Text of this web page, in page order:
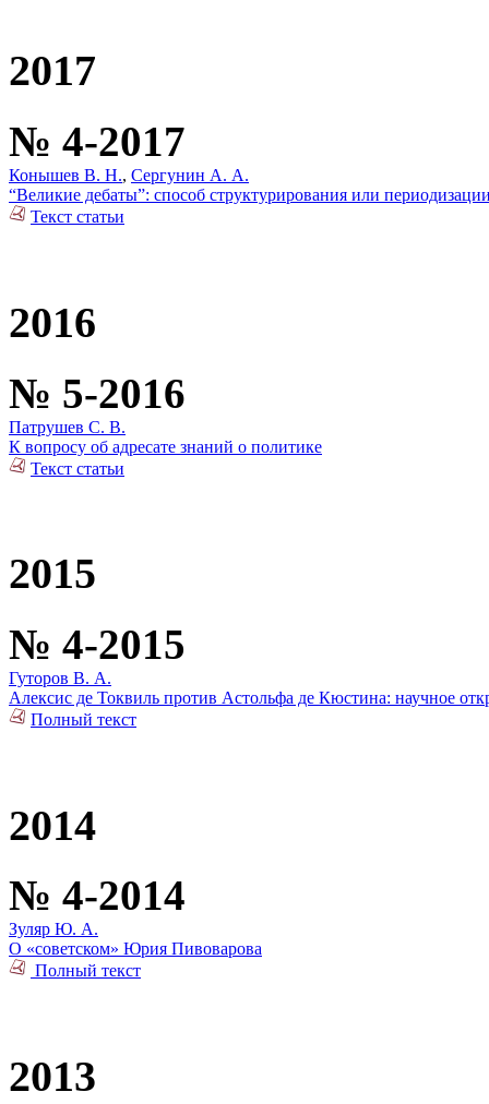
2017
№ 4-2017
Конышев В. Н., Сергунин А. А.
“Великие дебаты”: способ структурирования или
Текст статьи
2016
№ 5-2016
Патрушев С. В.
К вопросу об адресате знаний о политике
Текст статьи
2015
№ 4-2015
Гуторов В. А.
Алексис де Токвиль против Астольфа де Кюстина: научное
Полный текст
2014
№ 4-2014
Зуляр Ю. А.
О «советском» Юрия Пивоварова
Полный текст
2013